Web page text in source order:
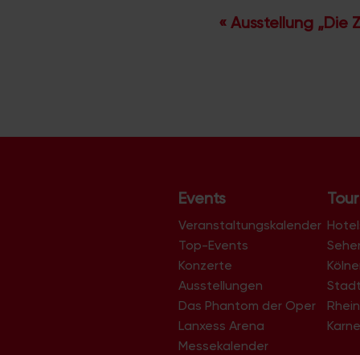
V
s
l
t
u
n
g
-
N
« Ausstellung „Die
Events
Veranstaltungskalender
Top-Events
Konzerte
Ausstellungen
Das Phantom der Oper
Lanxess Arena
Messekalender